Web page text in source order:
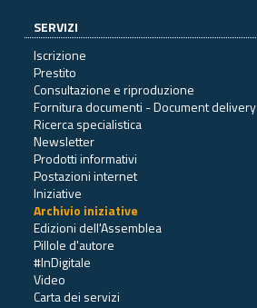
SERVIZI
Iscrizione
Prestito
Consultazione e riproduzione
Fornitura documenti - Document delivery
Ricerca specialistica
Newsletter
Prodotti informativi
Postazioni internet
Iniziative
Archivio iniziative
Edizioni dell'Assemblea
Pillole d'autore
#InDigitale
Video
Carta dei servizi